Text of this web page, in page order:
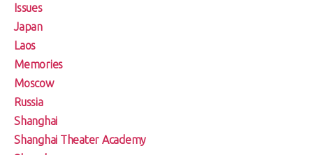
Issues
Japan
Laos
Memories
Moscow
Russia
Shanghai
Shanghai Theater Academy